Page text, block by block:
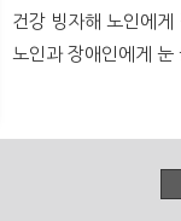
건강 빙자해 노인에게
노인과 장애인에게 눈